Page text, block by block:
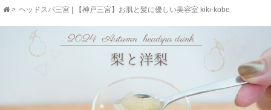
> ヘッドスパ三宮 | 【神戸三宮】お肌と髪に優しい美容室 kiki-kobe